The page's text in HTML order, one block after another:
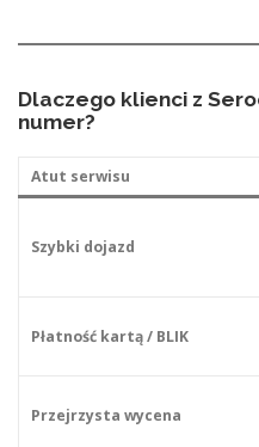
Dlaczego klienci z
numer?
Atut serwisu
Szybki dojazd
Płatność kartą / BLIK
Przejrzysta wycena